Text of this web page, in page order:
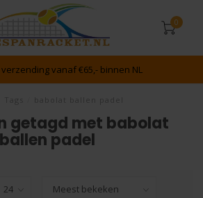
0
verzending vanaf €65,- binnen NL
getagd met babolat
ballen padel